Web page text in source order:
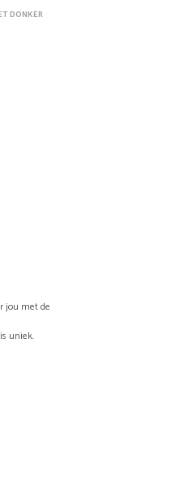
DONKER
jou met de
uniek.